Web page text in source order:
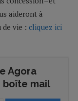
aideront à
vie : cliquez ici
Agora
boîte mail